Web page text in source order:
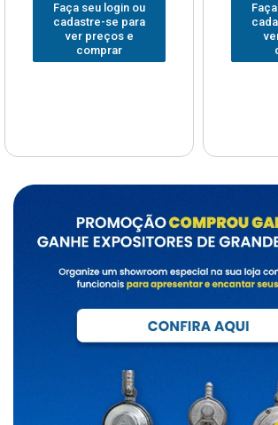
Faça seu login ou
cadastre-se para
ver preços e
comprar